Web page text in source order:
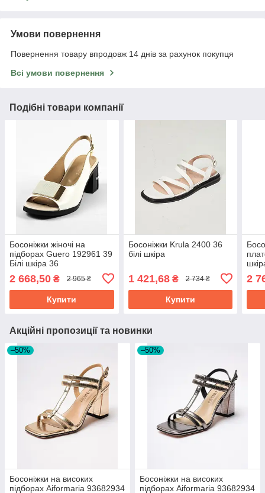
Умови повернення
Повернення товару впродовж 14 днів за рахунок покупця
Всі умови повернення
Подібні товари компанії
Босоніжки жіночі на
підборах Guero 192961 39
Білі шкіра 36
2 668,50 ₴ 2 965 ₴
Купити
Босоніжки Krula 2400 36
білі шкіра
1 421,68₴ 2 734 ₴
Купити
2
Акційні пропозиції та новинки
–50%
Босоніжки на високих
підборах Aiformaria 93682934
–50%
Босоніжки на високих
підборах Aiformaria 93682934